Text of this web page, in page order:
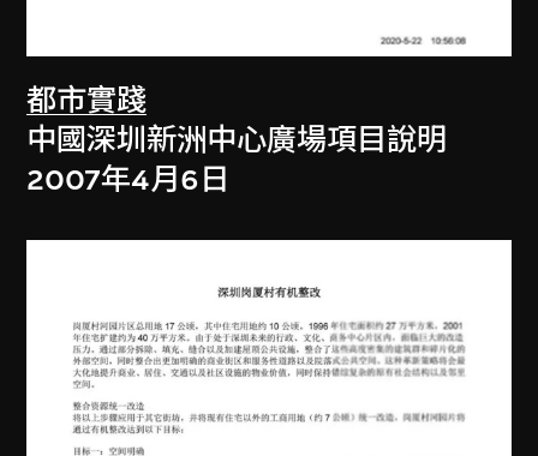
都市實踐
中國深圳新洲中心廣場項目說明
2007年4月6日